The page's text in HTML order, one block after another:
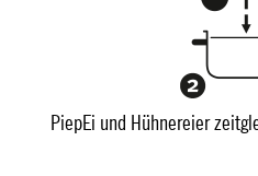
PiepEi und Hühnereier